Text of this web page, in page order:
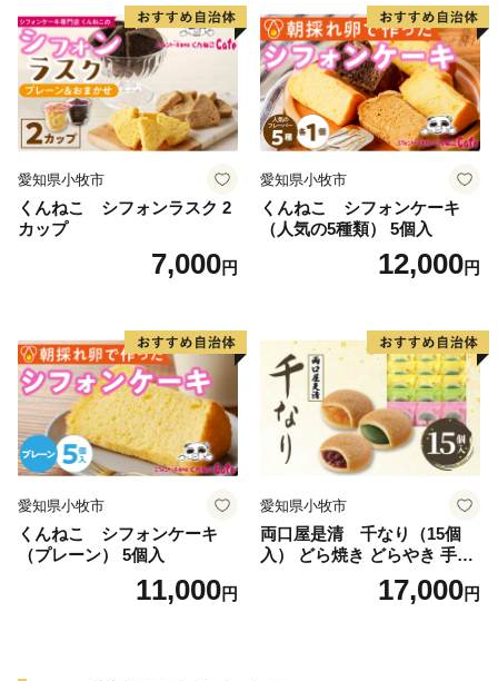
愛知県小牧市
くんねこ シフォンラスク 2
カップ
7,000円
愛知県小牧市
くんねこ シフォンケーキ
（人気の5種類） 5個入
12,000円
愛知県小牧市
くんねこ シフォンケーキ
（プレーン） 5個入
11,000円
愛知県小牧市
両口屋是清 千なり（15個
入） どら焼き どらやき 手土
産 お土産 土産 丹波大納言小
豆 抹茶 林檎 りんご 慶事 お
17,000円